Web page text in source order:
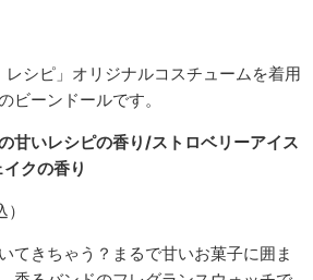
レシピ」オリジナルコスチュームを着用
ビーンドールです。
甘いレシピの香り/ストロベリーアイス
クの香り
てきちゃう？まるで甘いお菓子に囲ま